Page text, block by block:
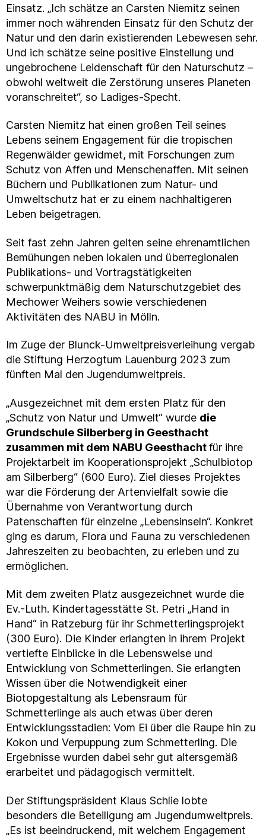
Einsatz. „Ich schätze an Carsten Niemitz seinen
immer noch währenden Einsatz für den Schutz der
Natur und den darin existierenden Lebewesen sehr.
Und ich schätze seine positive Einstellung und
ungebrochene Leidenschaft für den Naturschutz –
obwohl weltweit die Zerstörung unseres Planeten
voranschreitet“, so Ladiges-Specht.
Carsten Niemitz hat einen großen Teil seines
Lebens seinem Engagement für die tropischen
Regenwälder gewidmet, mit Forschungen zum
Schutz von Affen und Menschenaffen. Mit seinen
Büchern und Publikationen zum Natur- und
Umweltschutz hat er zu einem nachhaltigeren
Leben beigetragen.
Seit fast zehn Jahren gelten seine ehrenamtlichen
Bemühungen neben lokalen und überregionalen
Publikations- und Vortragstätigkeiten
schwerpunktmäßig dem Naturschutzgebiet des
Mechower Weihers sowie verschiedenen
Aktivitäten des NABU in Mölln.
Im Zuge der Blunck-Umweltpreisverleihung vergab
die Stiftung Herzogtum Lauenburg 2023 zum
fünften Mal den Jugendumweltpreis.
„Ausgezeichnet mit dem ersten Platz für den
„Schutz von Natur und Umwelt“ wurde die
Grundschule Silberberg in Geesthacht
zusammen mit dem NABU Geesthachtfür ihre
Projektarbeit im Kooperationsprojekt „Schulbiotop
am Silberberg“ (600 Euro). Ziel dieses Projektes
war die Förderung der Artenvielfalt sowie die
Übernahme von Verantwortung durch
Patenschaften für einzelne „Lebensinseln“. Konkret
ging es darum, Flora und Fauna zu verschiedenen
Jahreszeiten zu beobachten, zu erleben und zu
ermöglichen.
Mit dem zweiten Platz ausgezeichnet wurde die
Ev.-Luth. Kindertagesstätte St. Petri „Hand in
Hand“ in Ratzeburg für ihr Schmetterlingsprojekt
(300 Euro). Die Kinder erlangten in ihrem Projekt
vertiefte Einblicke in die Lebensweise und
Entwicklung von Schmetterlingen. Sie erlangten
Wissen über die Notwendigkeit einer
Biotopgestaltung als Lebensraum für
Schmetterlinge als auch etwas über deren
Entwicklungsstadien: Vom Ei über die Raupe hin zu
Kokon und Verpuppung zum Schmetterling. Die
Ergebnisse wurden dabei sehr gut altersgemäß
erarbeitet und pädagogisch vermittelt.
Der Stiftungspräsident Klaus Schlie lobte
besonders die Beteiligung am Jugendumweltpreis.
„Es ist beeindruckend, mit welchem Engagement